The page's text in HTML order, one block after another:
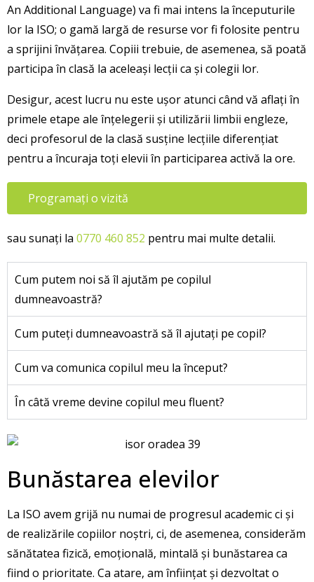
An Additional Language) va fi mai intens la începuturile
lor la ISO; o gamă largă de resurse vor fi folosite pentru
a sprijini învățarea. Copiii trebuie, de asemenea, să poată
participa în clasă la aceleași lecții ca și colegii lor.
Desigur, acest lucru nu este ușor atunci când vă aflați în
primele etape ale înțelegerii și utilizării limbii engleze,
deci profesorul de la clasă susține lecțiile diferențiat
pentru a încuraja toți elevii în participarea activă la ore.
Programați o vizită
sau sunați la 0770 460 852 pentru mai multe detalii.
Cum putem noi să îl ajutăm pe copilul
dumneavoastră?
Cum puteți dumneavoastră să îl ajutați pe copil?
Cum va comunica copilul meu la început?
În câtă vreme devine copilul meu fluent?
Bunăstarea elevilor
La ISO avem grijă nu numai de progresul academic ci și
de realizările copiilor noștri, ci, de asemenea, considerăm
sănătatea fizică, emoțională, mintală și bunăstarea ca
fiind o prioritate. Ca atare, am înființat și dezvoltat o